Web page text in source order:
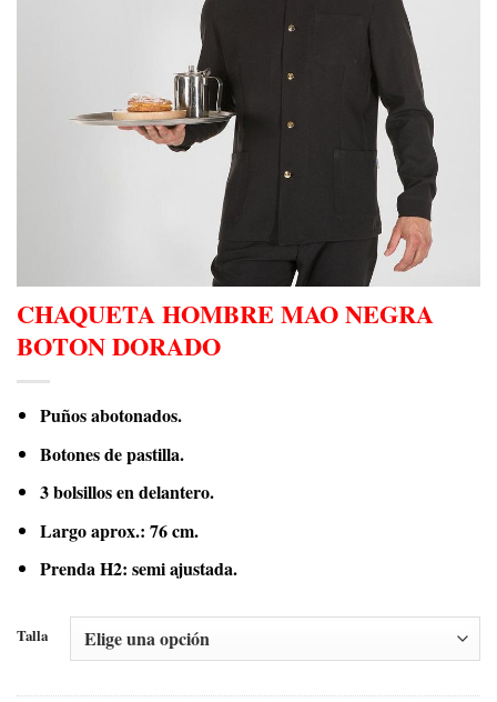
CHAQUETA HOMBRE MAO NEGRA
BOTON DORADO
Puños abotonados.
Botones de pastilla.
3 bolsillos en delantero.
Largo aprox.: 76 cm.
Prenda H2: semi ajustada.
Talla